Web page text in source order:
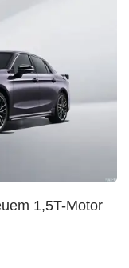
1,5T-Motor